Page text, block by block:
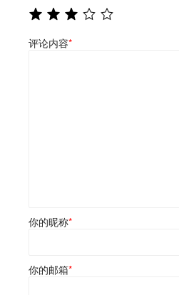
评论内容*
你的昵称*
你的邮箱*